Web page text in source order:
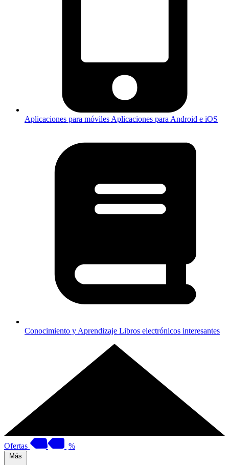
Aplicaciones para móviles Aplicaciones para Android e iOS
Conocimiento y Aprendizaje Libros electrónicos interesantes
Ofertas %
Más